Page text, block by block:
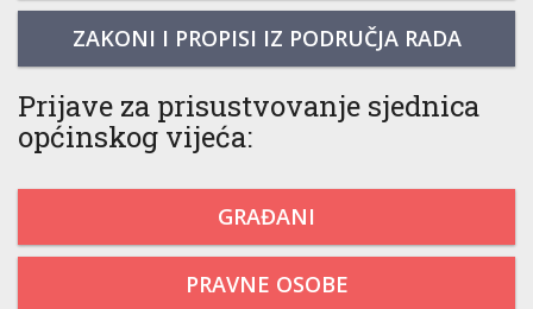
ZAKONI I PROPISI IZ PODRUČJA RADA
Prijave za prisustvovanje sjednica
općinskog vijeća:
GRAĐANI
PRAVNE OSOBE